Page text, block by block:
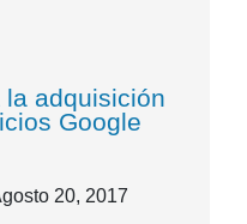
adquisición
Google
20, 2017